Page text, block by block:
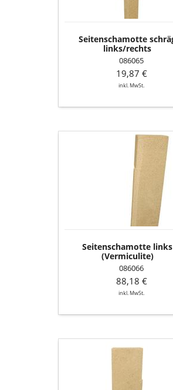
Seitenschamotte
links/rechts
086065
19,87 €
inkl. MwSt.
Seitenschamotte links
(Vermiculite)
086066
88,18 €
inkl. MwSt.
Seitenschamotte